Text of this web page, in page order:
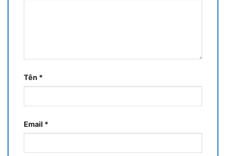
Tên *
Email *